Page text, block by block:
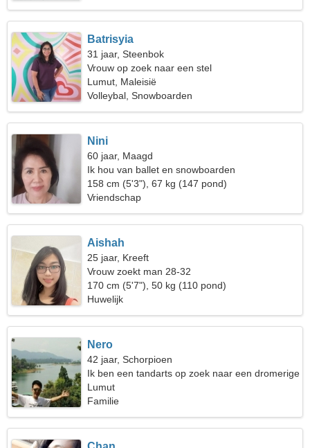
Batrisyia
31 jaar, Steenbok
Vrouw op zoek naar een stel
Lumut, Maleisië
Volleybal, Snowboarden
Nini
60 jaar, Maagd
Ik hou van ballet en snowboarden
158 cm (5'3"), 67 kg (147 pond)
Vriendschap
Aishah
25 jaar, Kreeft
Vrouw zoekt man 28-32
170 cm (5'7"), 50 kg (110 pond)
Huwelijk
Nero
42 jaar, Schorpioen
Ik ben een tandarts op zoek naar een dromerige
vrouw
Lumut
Familie